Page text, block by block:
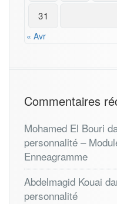
31
« Avr
Commentaires
Mohamed El Bouri
personnalité –
Enneagramme
Abdelmagid Kouai
personnalité